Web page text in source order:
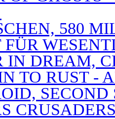
580
IN DREAM,
TO RUST -